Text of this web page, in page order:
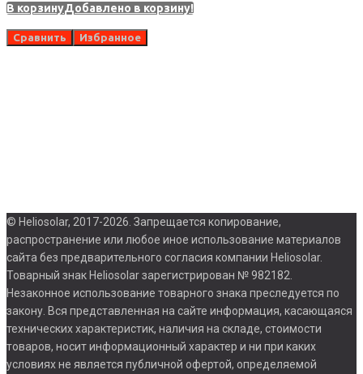
В корзинуДобавлено в корзину!
Сравнить Избранное
© Heliosolar, 2017-2026. Запрещается копирование,
распространение или любое иное использование материалов
сайта без предварительного согласия компании Heliosolar.
Товарный знак Heliosolar зарегистрирован № 982182.
Незаконное использование товарного знака преследуется по
закону. Вся представленная на сайте информация, касающаяся
технических характеристик, наличия на складе, стоимости
товаров, носит информационный характер и ни при каких
условиях не является публичной офертой, определяемой